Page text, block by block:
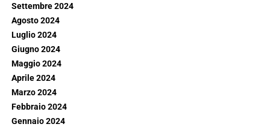
Settembre 2024
Agosto 2024
Luglio 2024
Giugno 2024
Maggio 2024
Aprile 2024
Marzo 2024
Febbraio 2024
Gennaio 2024